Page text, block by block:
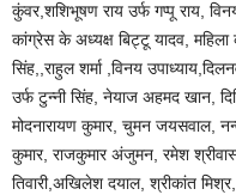
कुंवर,शशिभूषण राय उर्फ गप्पू राय,
कांग्रेस के अध्यक्ष बिट्टू यादव,
सिंह,,राहुल शर्मा ,विनय
उर्फ टुन्नी सिंह, नेयाज अहमद खान,
मोदनारायण कुमार, चुमन जयसवाल,
कुमार, राजकुमार अंजुमन, रमेश
तिवारी,अखिलेश दयाल, श्रीकांत